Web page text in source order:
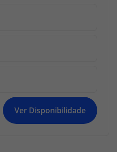
Ver Disponibilidade